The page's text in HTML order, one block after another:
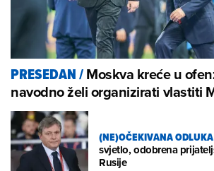
PRESEDAN/Moskva kreće u
navodno želi organizirati vlastiti
(NE)OČEKIVANA ODLUKA
svjetlo, odobrena
Rusije